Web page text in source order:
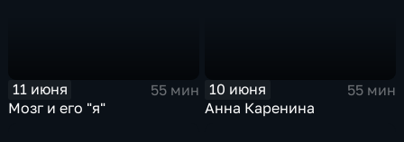
11 июня
55 мин
Мозг и его "я"
10 июня
55 мин
Анна Каренина